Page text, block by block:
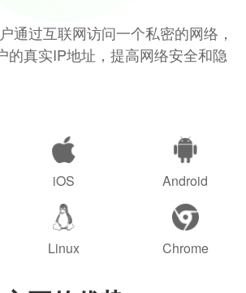
通过互联网访问一个私密的网络，
的真实IP地址，提高网络安全和隐
iOS Android
Linux Chrome